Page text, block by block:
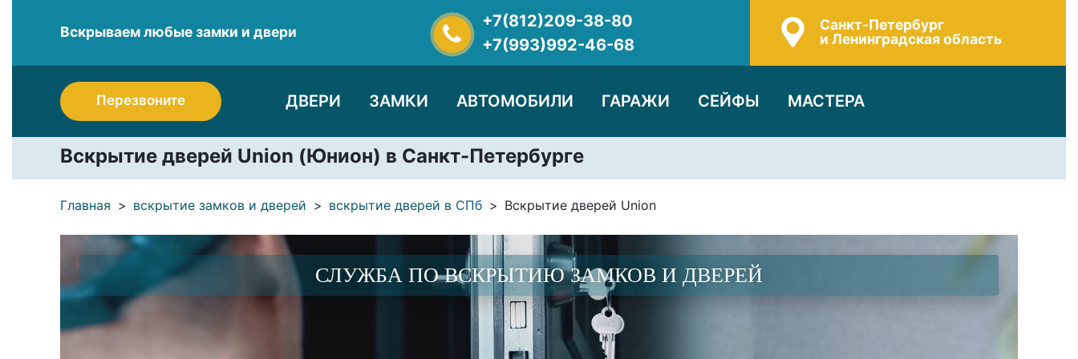
Вскрываем любые замки и двери
+7(812)209-38-80
+7(993)992-46-68
Санкт-Петербург
и Ленинградская область
Перезвоните ДВЕРИ ЗАМКИ АВТОМОБИЛИ ГАРАЖИ СЕЙФЫ МАСТЕРА
Вскрытие дверей Union (Юнион) в Санкт-Петербурге
Главная вскрытие замков и дверей вскрытие дверей в СПб Вскрытие дверей Union
СЛУЖБА ПО ВСКРЫТИЮ ЗАМКОВ И ДВЕРЕЙ